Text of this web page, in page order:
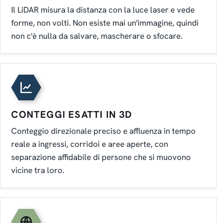
Il LiDAR misura la distanza con la luce laser e vede
forme, non volti. Non esiste mai un'immagine, quindi
non c'è nulla da salvare, mascherare o sfocare.
CONTEGGI ESATTI IN 3D
Conteggio direzionale preciso e affluenza in tempo
reale a ingressi, corridoi e aree aperte, con
separazione affidabile di persone che si muovono
vicine tra loro.